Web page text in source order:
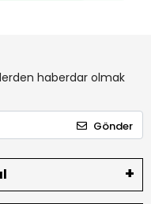
haberdar olmak
Gönder